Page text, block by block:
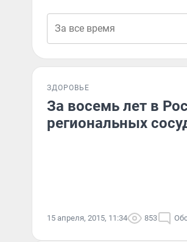
ЗДОРОВЬЕ
За восемь лет в
региональных
15 апреля, 2015, 11:34 853